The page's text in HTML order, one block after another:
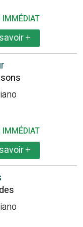
IMMÉDIAT
+
IMMÉDIAT
+